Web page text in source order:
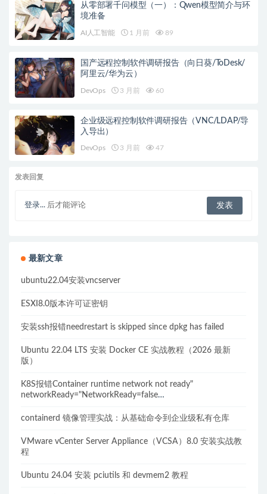
从零部署千问模型（一）：Qwen模型简介与环
境准备
AI人工智能 1 月前 89
国产远程控制软件调研报告（向日葵/ToDesk/
阿里云/华为云）
DevOps 3 月前 60
企业级远程控制软件调研报告（VNC/LDAP/导
入导出）
DevOps 3 月前 47
发表回复
登录... 后才能评论
最新文章
ubuntu22.04安装vncserver
ESXI8.0版本许可证密钥
安装ssh报错needrestart is skipped since dpkg has failed
Ubuntu 22.04 LTS 安装 Docker CE 实战教程（2026 最新
版）
K8S报错Container runtime network not ready"
networkReady="NetworkReady=false
containerd 镜像管理实战：从基础命令到企业级私有仓库
VMware vCenter Server Appliance（VCSA）8.0 安装实战教
程
Ubuntu 24.04 安装 pciutils 和 devmem2 教程